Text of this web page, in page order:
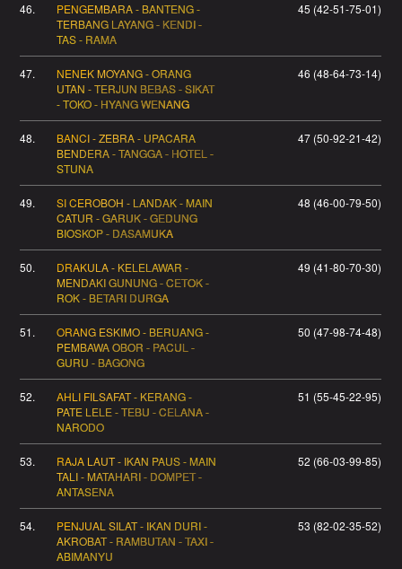
46.
PENGEMBARA - BANTENG -
TERBANG LAYANG - KENDI -
TAS - RAMA
45 (42-51-75-01)
47.
NENEK MOYANG - ORANG
UTAN - TERJUN BEBAS - SIKAT
- TOKO - HYANG WENANG
46 (48-64-73-14)
48.
BANCI - ZEBRA - UPACARA
BENDERA - TANGGA - HOTEL -
STUNA
47 (50-92-21-42)
49.
SI CEROBOH - LANDAK - MAIN
CATUR - GARUK - GEDUNG
BIOSKOP - DASAMUKA
48 (46-00-79-50)
50.
DRAKULA - KELELAWAR -
MENDAKI GUNUNG - CETOK -
ROK - BETARI DURGA
49 (41-80-70-30)
51.
ORANG ESKIMO - BERUANG -
PEMBAWA OBOR - PACUL -
GURU - BAGONG
50 (47-98-74-48)
52.
AHLI FILSAFAT - KERANG -
PATE LELE - TEBU - CELANA -
NARODO
51 (55-45-22-95)
53.
RAJA LAUT - IKAN PAUS - MAIN
TALI - MATAHARI - DOMPET -
ANTASENA
52 (66-03-99-85)
54.
PENJUAL SILAT - IKAN DURI -
AKROBAT - RAMBUTAN - TAXI -
ABIMANYU
53 (82-02-35-52)